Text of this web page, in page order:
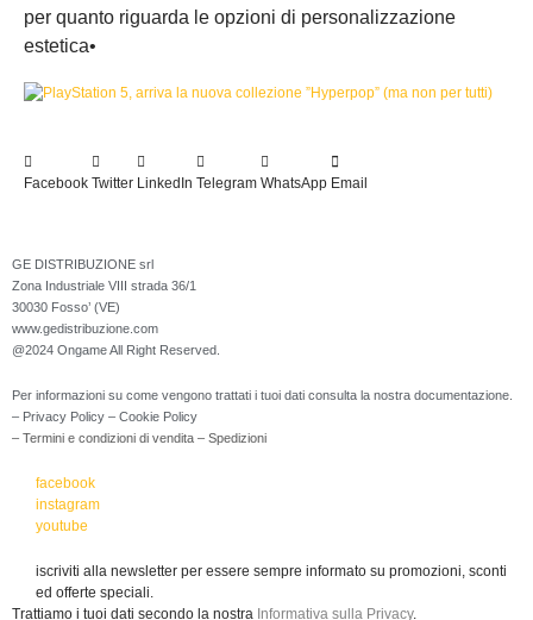
per quanto riguarda le opzioni di personalizzazione
estetica•
Facebook Twitter LinkedIn Telegram WhatsApp Email
GE DISTRIBUZIONE srl
Zona Industriale VIII strada 36/1
30030 Fosso’ (VE)
www.gedistribuzione.com
@2024 Ongame All Right Reserved.
Per informazioni su come vengono trattati i tuoi dati consulta la nostra documentazione.
– Privacy Policy – Cookie Policy
– Termini e condizioni di vendita – Spedizioni
facebook
instagram
youtube
iscriviti alla newsletter per essere sempre informato su promozioni, sconti
ed offerte speciali.
Trattiamo i tuoi dati secondo la nostra Informativa sulla Privacy.